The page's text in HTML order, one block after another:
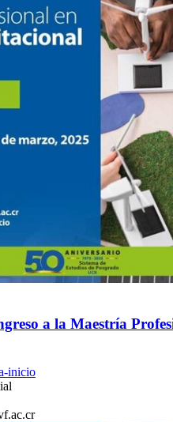
a la Maestría
inicio
.ac.cr